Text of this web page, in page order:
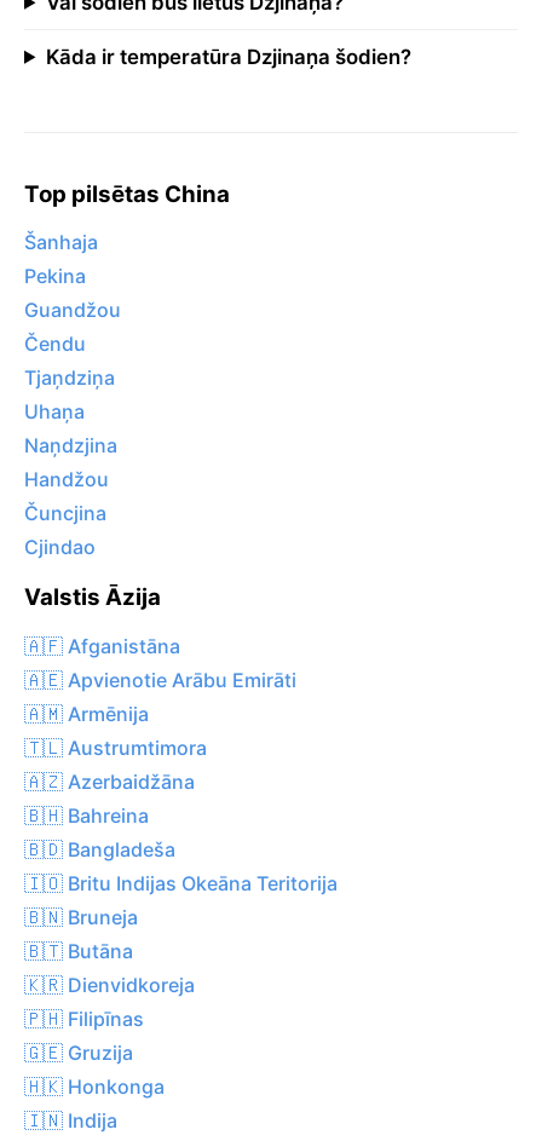
Kāda ir temperatūra Dzjinaņa šodien?
Top pilsētas China
Šanhaja
Pekina
Guandžou
Čendu
Tjaņdziņa
Uhaņa
Naņdzjina
Handžou
Čuncjina
Cjindao
Valstis Āzija
🇦🇫 Afganistāna
🇦🇪 Apvienotie Arābu Emirāti
🇦🇲 Armēnija
🇹🇱 Austrumtimora
🇦🇿 Azerbaidžāna
🇧🇭 Bahreina
🇧🇩 Bangladeša
🇮🇴 Britu Indijas Okeāna Teritorija
🇧🇳 Bruneja
🇧🇹 Butāna
🇰🇷 Dienvidkoreja
🇵🇭 Filipīnas
🇬🇪 Gruzija
🇭🇰 Honkonga
🇮🇳 Indija